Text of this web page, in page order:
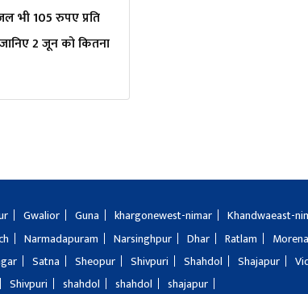
भी 105 रुपए प्रति
2 जून को कितना
Gwalior Guna khargonewest-nimar Khandwaeast-
Narmadapuram Narsinghpur Dhar Ratlam Morena
Satna Sheopur Shivpuri Shahdol Shajapur
Shivpuri shahdol shahdol shajapur